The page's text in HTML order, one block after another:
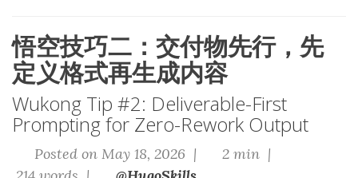
悟空技巧二：交付物先行，先
定义格式再生成内容
Wukong Tip #2: Deliverable-First
Prompting for Zero-Rework Output
Posted on May 18, 2026 |
2 min |